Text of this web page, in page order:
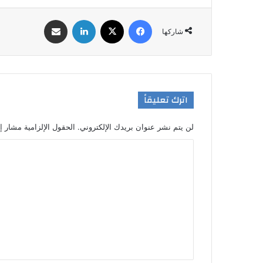
شاركها
اترك تعليقاً
لن يتم نشر عنوان بريدك الإلكتروني. الحقول الإلزامية مشار